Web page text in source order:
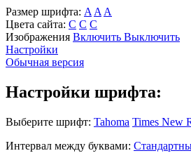
Размер шрифта: A A A
Цвета сайта: С С С
Изображения Включить Выключить
Настройки
Обычная версия
Настройки шрифта:
Выберите шрифт: Tahoma Times New
Интервал между буквами: